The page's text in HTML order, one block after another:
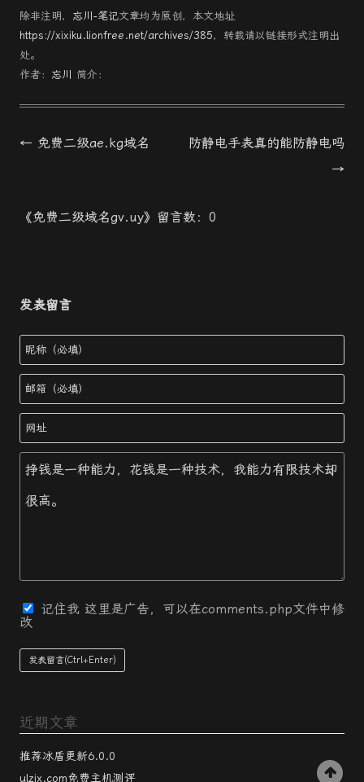
除非注明， 忘川-笔记文章均为原创，本文地址
https://xixiku.lionfree.net/archives/385，转载请以链接形式注明出
处。
作者： 忘川 简介：
文
航
← 免费二级ae.kg域名
防静电手表真的能防静电吗
→
《免费二级域名gv.uy》留言数：0
发表留言
记住我 这里是广告，可以在comments.php文件中修
改
近期文章
推荐冰盾更新6.0.0
ulzix.com免费主机测评